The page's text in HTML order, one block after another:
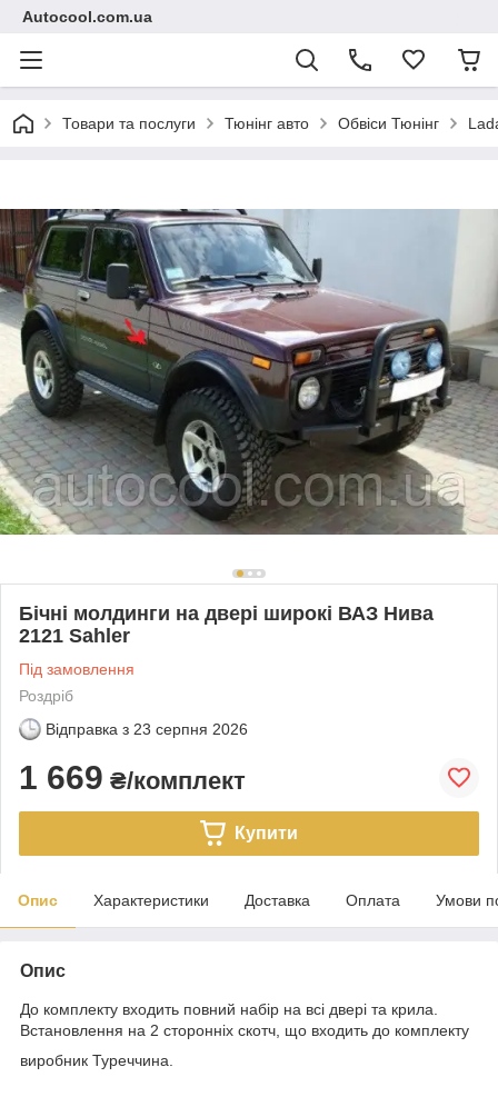
Autocool.com.ua
Товари та послуги Тюнінг авто Обвіси Тюнінг
Бічні молдинги на двері широкі ВАЗ Нива
2121 Sahler
Під замовлення
Роздріб
Відправка з 23 серпня 2026
1 669 ₴/комплект
Купити
Опис Характеристики Доставка Оплата Умови
Опис
До комплекту входить повний набір на всі двері та крила.
Встановлення на 2 сторонніх скотч, що входить до комплекту
виробник Туреччина.